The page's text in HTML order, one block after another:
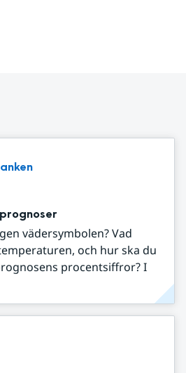
vädersymbolen? Vad
och hur ska du
procentsiffror? I